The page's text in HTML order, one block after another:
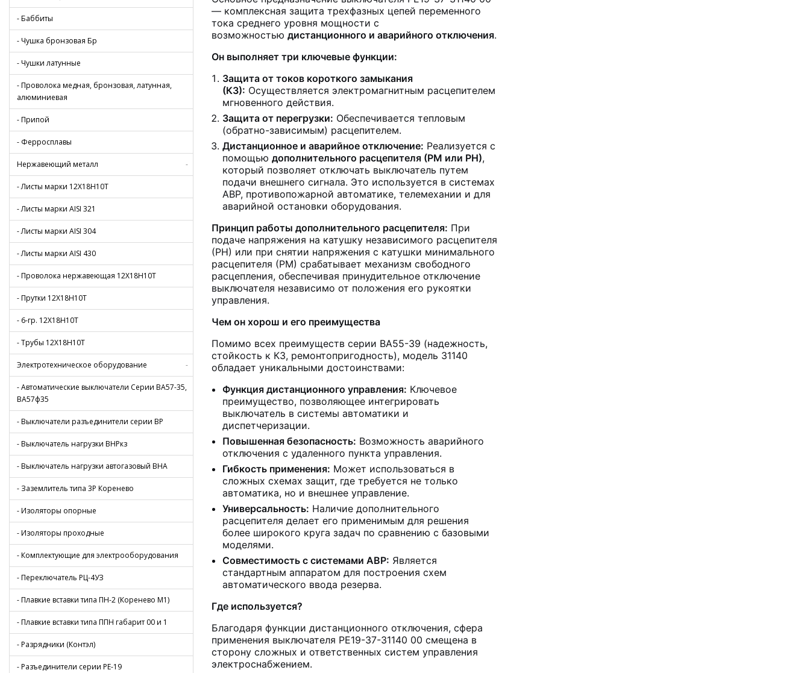
- Баббиты
- Чушка бронзовая Бр
- Чушки латунные
- Проволока медная, бронзовая, латунная,
алюминиевая
- Припой
- Ферросплавы
Нержавеющий металл -
- Листы марки 12Х18Н10Т
- Листы марки AISI 321
- Листы марки AISI 304
- Листы марки AISI 430
- Проволока нержавеющая 12Х18Н10Т
- Прутки 12Х18Н10Т
- 6-гр. 12Х18Н10Т
- Трубы 12Х18Н10Т
Электротехническое оборудование -
- Автоматические выключатели Серии ВА57-35,
ВА57ф35
- Выключатели разъединители серии ВР
- Выключатель нагрузки ВНРкз
- Выключатель нагрузки автогазовый ВНА
- Заземлитель типа 3Р Коренево
- Изоляторы опорные
- Изоляторы проходные
- Комплектующие для электрооборудования
- Переключатель РЦ-4УЗ
- Плавкие вставки типа ПН-2 (Коренево М1)
- Плавкие вставки типа ППН габарит 00 и 1
- Разрядники (Контэл)
- Разъединители серии РЕ-19
— комплексная защита трехфазных цепей переменного
тока среднего уровня мощности с
возможностью дистанционного и аварийного отключения.
Он выполняет три ключевые функции:
Защита от токов короткого замыкания
(КЗ): Осуществляется электромагнитным расцепителем
мгновенного действия.
Защита от перегрузки: Обеспечивается тепловым
(обратно-зависимым) расцепителем.
Дистанционное и аварийное отключение: Реализуется с
помощью дополнительного расцепителя (РМ или РН),
который позволяет отключать выключатель путем
подачи внешнего сигнала. Это используется в системах
АВР, противопожарной автоматике, телемехании и для
аварийной остановки оборудования.
Принцип работы дополнительного расцепителя: При
подаче напряжения на катушку независимого расцепителя
(РН) или при снятии напряжения с катушки минимального
расцепителя (РМ) срабатывает механизм свободного
расцепления, обеспечивая принудительное отключение
выключателя независимо от положения его рукоятки
управления.
Чем он хорош и его преимущества
Помимо всех преимуществ серии ВА55-39 (надежность,
стойкость к КЗ, ремонтопригодность), модель 31140
обладает уникальными достоинствами:
Функция дистанционного управления: Ключевое
преимущество, позволяющее интегрировать
выключатель в системы автоматики и
диспетчеризации.
Повышенная безопасность: Возможность аварийного
отключения с удаленного пункта управления.
Гибкость применения: Может использоваться в
сложных схемах защит, где требуется не только
автоматика, но и внешнее управление.
Универсальность: Наличие дополнительного
расцепителя делает его применимым для решения
более широкого круга задач по сравнению с базовыми
моделями.
Совместимость с системами АВР: Является
стандартным аппаратом для построения схем
автоматического ввода резерва.
Где используется?
Благодаря функции дистанционного отключения, сфера
применения выключателя РЕ19-37-31140 00 смещена в
сторону сложных и ответственных систем управления
электроснабжением.